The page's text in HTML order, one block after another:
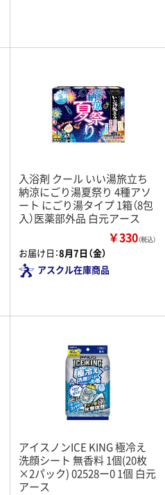
入浴剤 クール いい湯旅立ち
納涼にごり湯夏祭り 4種アソ
ート にごり湯タイプ 1箱（8包
入）医薬部外品 白元アース
￥330（税込）
お届け日：8月7日（金）
アスクル在庫商品
アイスノンICE KING 極冷え
洗顔シート 無香料 1個(20枚
×2パック) 02528ー0 1個 白元
アース